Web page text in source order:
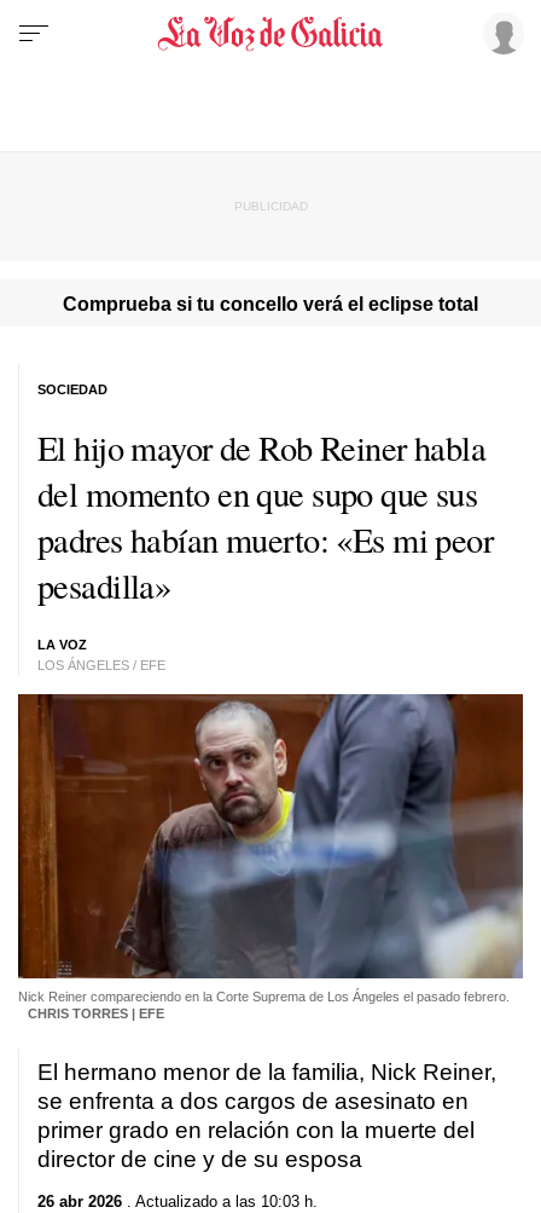
Comprueba si tu concello verá el eclipse total
El hijo mayor de Rob Reiner habla
del momento en que supo que sus
padres habían muerto: «Es mi peor
pesadilla»
LA VOZ
LOS ÁNGELES / EFE
SOCIEDAD
Nick Reiner compareciendo en la Corte Suprema de Los Ángeles el pasado febrero.
CHRIS TORRES | EFE
El hermano menor de la familia, Nick Reiner,
se enfrenta a dos cargos de asesinato en
primer grado en relación con la muerte del
director de cine y de su esposa
26 abr 2026 . Actualizado a las 10:03 h.